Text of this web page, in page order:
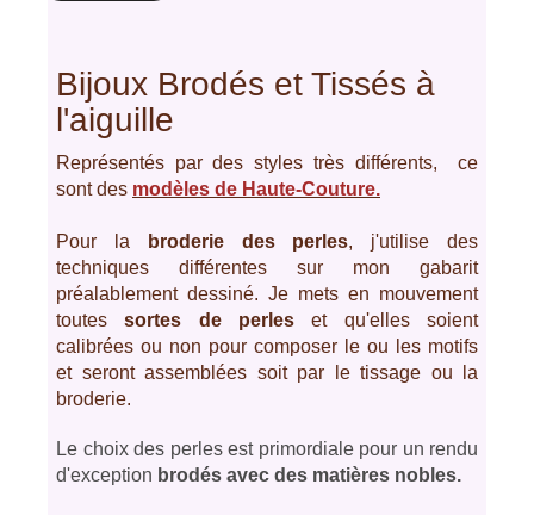
Bijoux Brodés et Tissés à
l'aiguille
Représentés par des styles très différents, ce
sont des modèles de Haute-Couture.
Pour la broderie des perles, j'utilise des
techniques différentes sur mon gabarit
préalablement dessiné. Je mets en mouvement
toutessortes de perles et qu'elles soient
calibrées ou non pour composer le ou les motifs
et seront assemblées soit par le tissage ou la
broderie.
Le choix des perles est primordiale pour un rendu
d'exception brodés avec des matières nobles.